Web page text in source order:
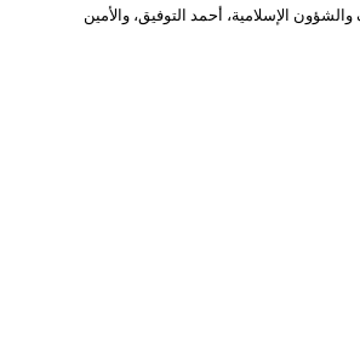
الإسلامية، أحمد التوفيق، والأمين